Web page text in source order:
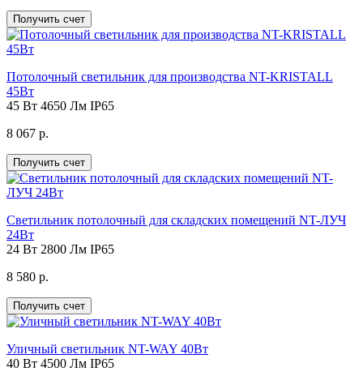
Получить счет
Потолочный светильник для производства NT-KRISTALL
45Вт
45 Вт 4650 Лм IP65
8 067 р.
Получить счет
Светильник потолочный для складских помещений NT-ЛУЧ
24Вт
24 Вт 2800 Лм IP65
8 580 р.
Получить счет
Уличный светильник NT-WAY 40Вт
40 Вт 4500 Лм IP65